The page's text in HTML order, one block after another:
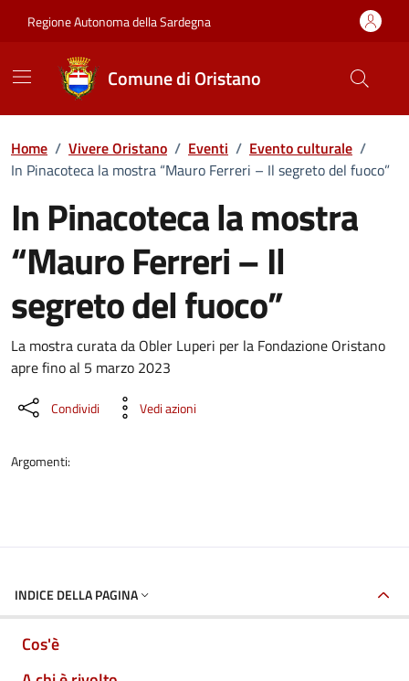
Regione Autonoma della Sardegna
Comune di Oristano
Home / Vivere Oristano / Eventi / Evento culturale /
In Pinacoteca la mostra “Mauro Ferreri – Il segreto del fuoco”
In Pinacoteca la mostra
“Mauro Ferreri – Il
segreto del fuoco”
Dettaglio dell'evento
La mostra curata da Obler Luperi per la Fondazione Oristano
apre fino al 5 marzo 2023
Condividi Vedi azioni
Argomenti:
INDICE DELLA PAGINA
Cos'è